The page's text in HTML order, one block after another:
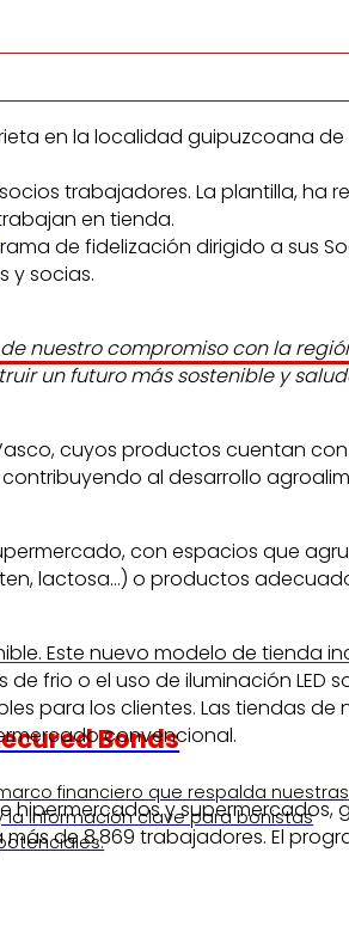
Bonds
financiero que respalda nuestras
la información clave para bonistas
en la localidad guipuzcoana
trabajadores. La plantilla,
en tienda.
de fidelización dirigido a
y socias.
nuestro compromiso con la
un futuro más sostenible y
cuyos productos cuentan
al desarrollo
con espacios que
lactosa…) o productos
Este nuevo modelo de tienda
frio o el uso de iluminación
para los clientes. Las tiendas
convencional.
hipermercados y
de 8.869 trabajadores. El